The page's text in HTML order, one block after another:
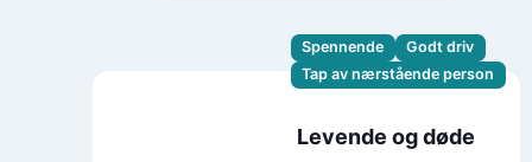
Spennende
Godt driv
Tap av nærstående person
Levende og døde